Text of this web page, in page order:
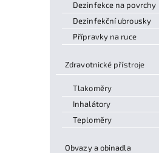
Dezinfekce na povrchy
Dezinfekční ubrousky
Přípravky na ruce
Zdravotnické přístroje
Tlakoměry
Inhalátory
Teploměry
Obvazy a obinadla